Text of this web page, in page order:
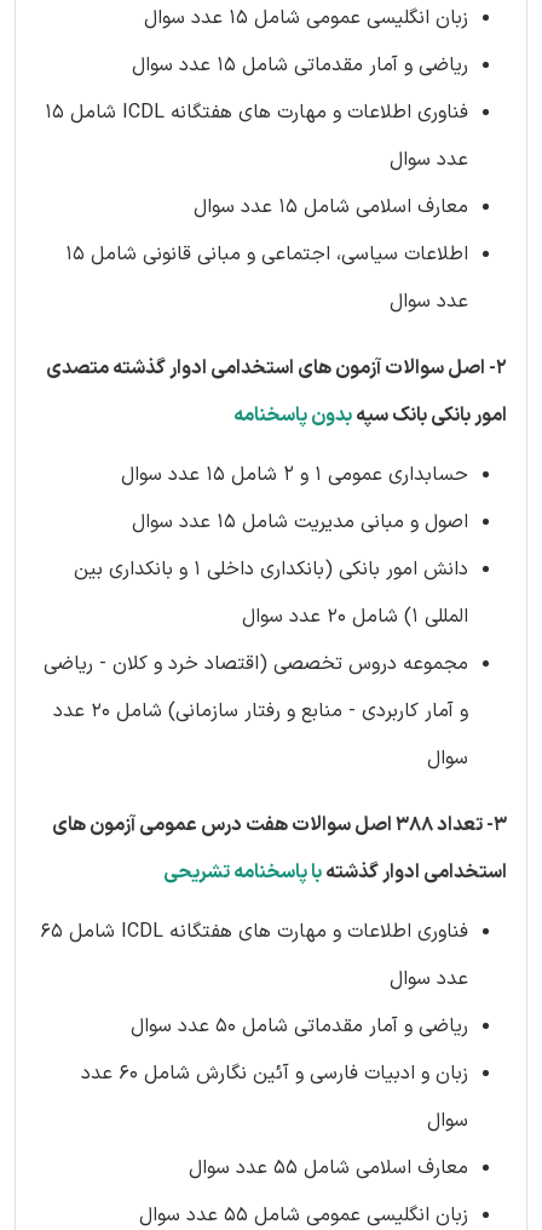
زبان انگلیسی عمومی شامل 15 عدد سوال
ریاضی و آمار مقدماتی شامل 15 عدد سوال
فناوری اطلاعات و مهارت های هفتگانه ICDL
شامل 15
عدد سوال
معارف اسلامی شامل 15 عدد سوال
اطلاعات سیاسی، اجتماعی و مبانی قانونی
شامل 15
عدد سوال
2- اصل سوالات آزمون های استخدامی ادوار گذشته متصدی
امور بانکی بانک سپهبدون پاسخنامه
حسابداری عمومی 1 و 2 شامل 15 عدد سوال
اصول و مبانی مدیریت شامل 15 عدد سوال
دانش امور بانکی (بانکداری داخلی 1 و بانکداری بین
المللی 1)
شامل 20 عدد سوال
مجموعه دروس تخصصی (اقتصاد خرد و کلان - ریاضی
و آمار کاربردی - منابع و رفتار سازمانی)
شامل 20 عدد
سوال
3- تعداد 388 اصل سوالات هفت درس عمومی آزمون های
استخدامی ادوار گذشتهبا پاسخنامه تشریحی
فناوری اطلاعات و مهارت های هفتگانه ICDL شامل 65
عدد سوال
ریاضی و آمار مقدماتی شامل 50 عدد سوال
زبان و ادبیات فارسی و آئین نگارش
شامل 60 عدد
سوال
معارف اسلامی شامل 55 عدد سوال
زبان انگلیسی عمومی شامل 55 عدد سوال